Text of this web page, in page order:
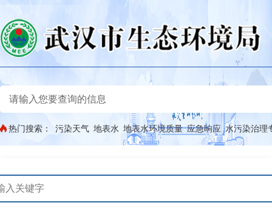
热门搜索： 污染天气 地表水 地表水环境质量 应急响应 水污染治理